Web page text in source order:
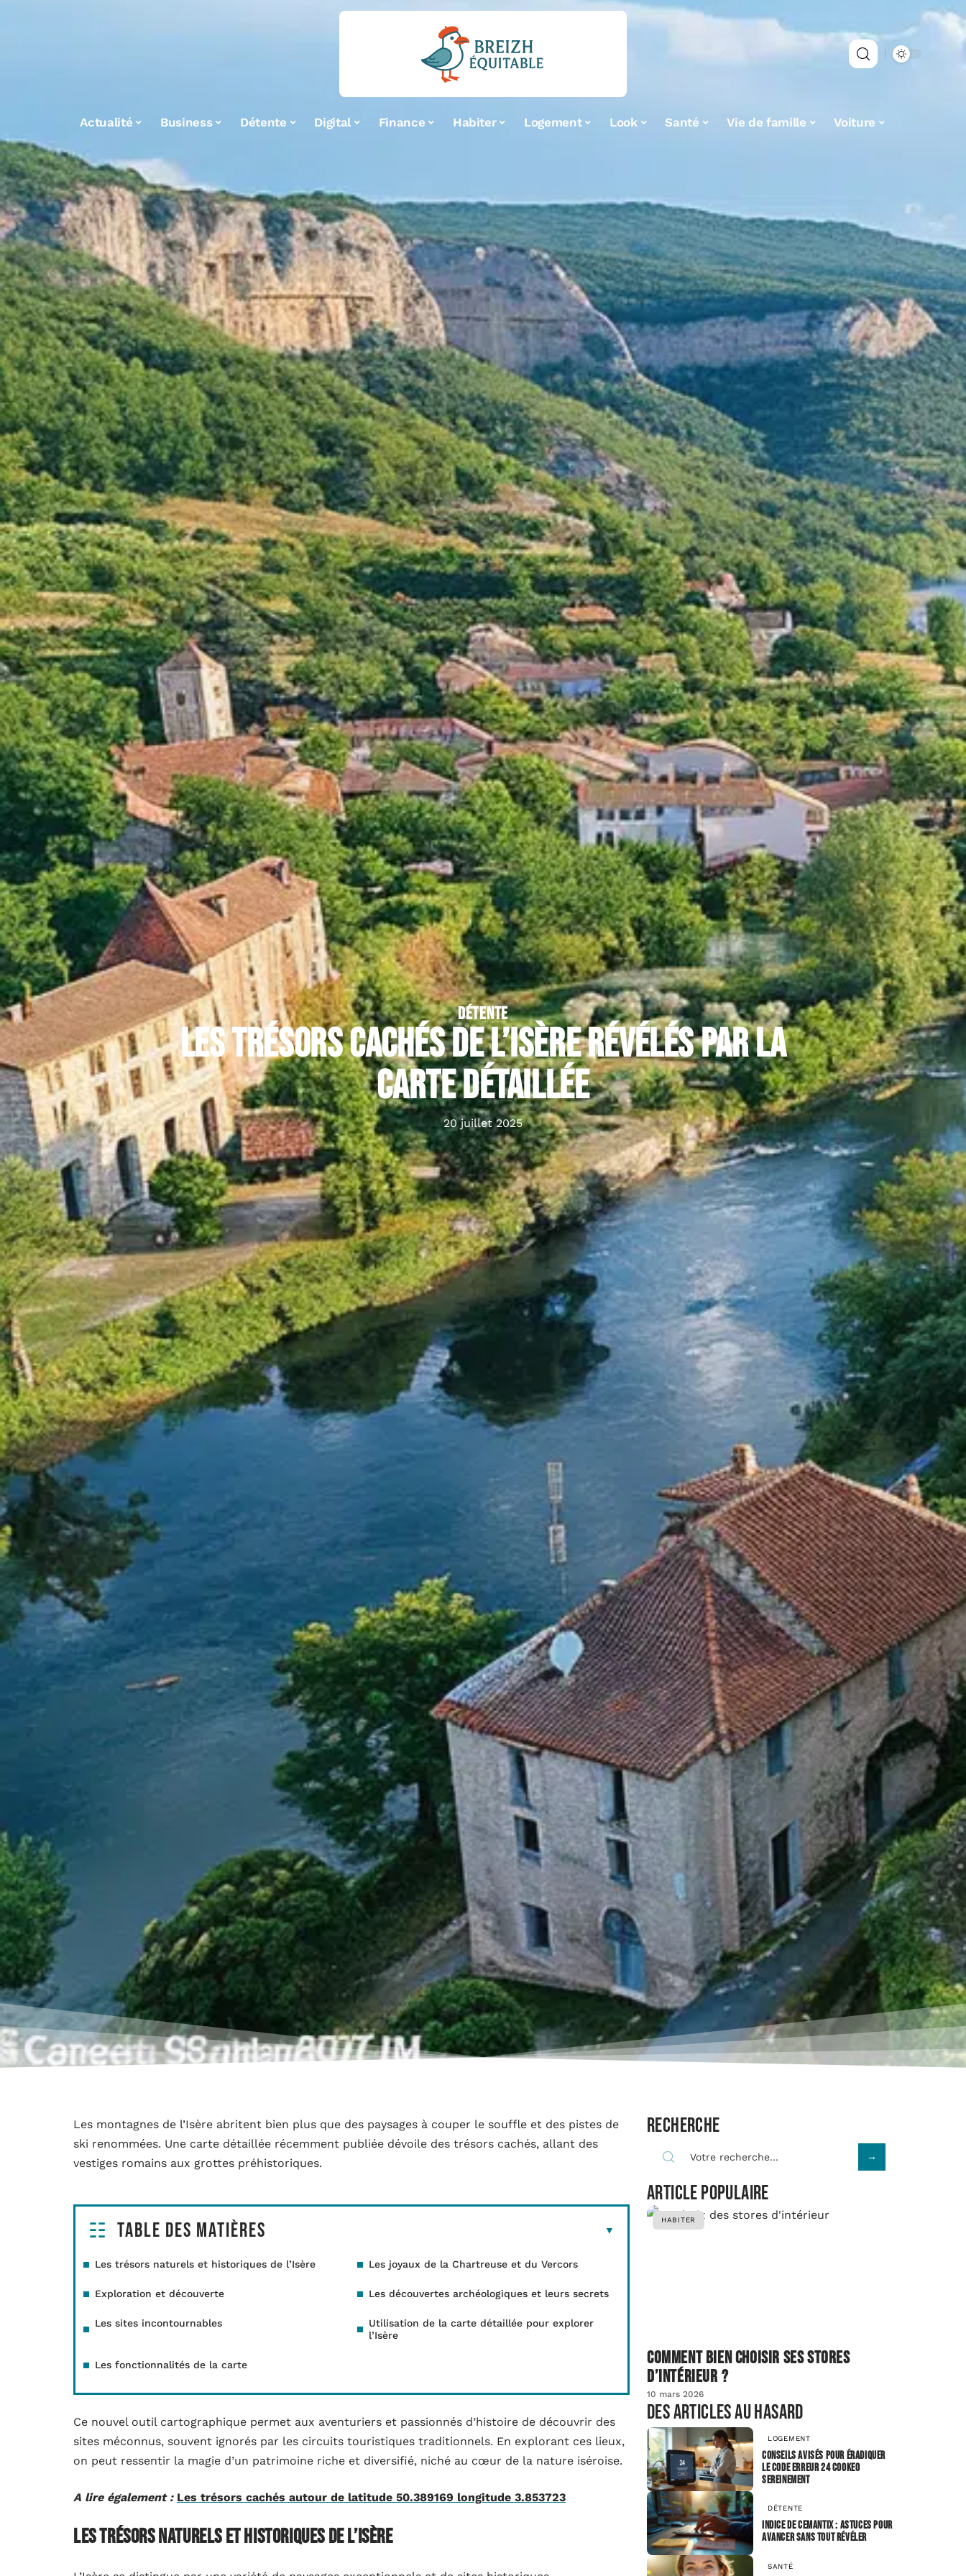
Actualité Business Détente Digital Finance Habiter Logement Look Santé Vie de famille Voiture
DÉTENTE
Les trésors cachés de l’Isère révélés par la
carte détaillée
20 juillet 2025
Les montagnes de l’Isère abritent bien plus que des paysages à couper le souffle et des pistes de
ski renommées. Une carte détaillée récemment publiée dévoile des trésors cachés, allant des
vestiges romains aux grottes préhistoriques.
Table des matières
Les trésors naturels et historiques de l’Isère Les joyaux de la Chartreuse et du Vercors
Exploration et découverte Les découvertes archéologiques et leurs secrets
Les sites incontournables
Utilisation de la carte détaillée pour explorer
l’Isère
Les fonctionnalités de la carte
Ce nouvel outil cartographique permet aux aventuriers et passionnés d’histoire de découvrir des
sites méconnus, souvent ignorés par les circuits touristiques traditionnels. En explorant ces lieux,
on peut ressentir la magie d’un patrimoine riche et diversifié, niché au cœur de la nature iséroise.
A lire également : Les trésors cachés autour de latitude 50.389169 longitude 3.853723
Les trésors naturels et historiques de l’Isère
Recherche
Article populaire
HABITER
Comment bien choisir ses stores
d’intérieur ?
10 mars 2026
Des articles au hasard
LOGEMENT
Conseils avisés pour éradiquer
le code erreur 24 Cookeo
sereinement
DÉTENTE
Indice de Cemantix : Astuces pour
avancer sans tout révéler
SANTÉ